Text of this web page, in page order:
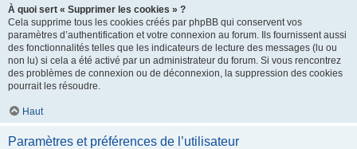
À quoi sert « Supprimer les cookies » ?
Cela supprime tous les cookies créés par phpBB qui conservent vos
paramètres d’authentification et votre connexion au forum. Ils fournissent aussi
des fonctionnalités telles que les indicateurs de lecture des messages (lu ou
non lu) si cela a été activé par un administrateur du forum. Si vous rencontrez
des problèmes de connexion ou de déconnexion, la suppression des cookies
pourrait les résoudre.
Haut
Paramètres et préférences de l’utilisateur